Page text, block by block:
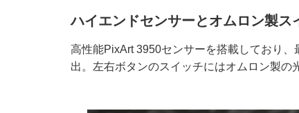
ハイエンドセンサーとオムロン製ス
高性能PixArt 3950センサーを搭載しており
出。左右ボタンのスイッチにはオムロン製の